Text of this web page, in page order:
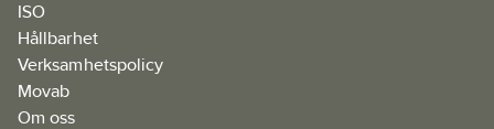
ISO
Hållbarhet
Verksamhetspolicy
Movab
Om oss